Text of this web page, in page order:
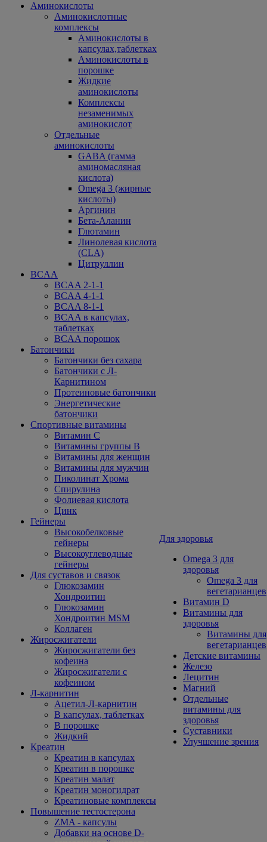
Аминокислоты
Аминокислотные
комплексы
Аминокислоты в
капсулах,таблетках
Аминокислоты в
порошке
Жидкие
аминокислоты
Комплексы
незаменимых
аминокислот
Отдельные
аминокислоты
GABA (гамма
аминомасляная
кислота)
Omega 3 (жирные
кислоты)
Аргинин
Бета-Аланин
Глютамин
Линолевая кислота
(CLA)
Цитруллин
BCAA
BCAA 2-1-1
BCAA 4-1-1
BCAA 8-1-1
BCAA в капсулах,
таблетках
BCAA порошок
Батончики
Батончики без сахара
Батончики с Л-
Карнитином
Протеиновые батончики
Энергетические
батончики
Спортивные витамины
Витамин С
Витамины группы В
Витамины для женщин
Витамины для мужчин
Пиколинат Хрома
Спирулина
Фолиевая кислота
Цинк
Гейнеры
Высокобелковые
гейнеры
Высокоуглеводные
гейнеры
Для суставов и связок
Глюкозамин
Хондроитин
Глюкозамин
Хондроитин MSM
Коллаген
Жиросжигатели
Жиросжигатели без
кофеина
Жиросжигатели с
кофеином
Л-карнитин
Ацетил-Л-карнитин
В капсулах, таблетках
В порошке
Жидкий
Креатин
Креатин в капсулах
Креатин в порошке
Креатин малат
Креатин моногидрат
Креатиновые комплексы
Повышение тестостерона
ZMA - капсулы
Добавки на основе D-
Для здоровья
Omega 3 для
здоровья
Omega 3 для
вегетарианцев
Витамин D
Витамины для
здоровья
Витамины для
вегетарианцев
Детские витамины
Железо
Лецитин
Магний
Отдельные
витамины для
здоровья
Суставники
Улучшение зрения